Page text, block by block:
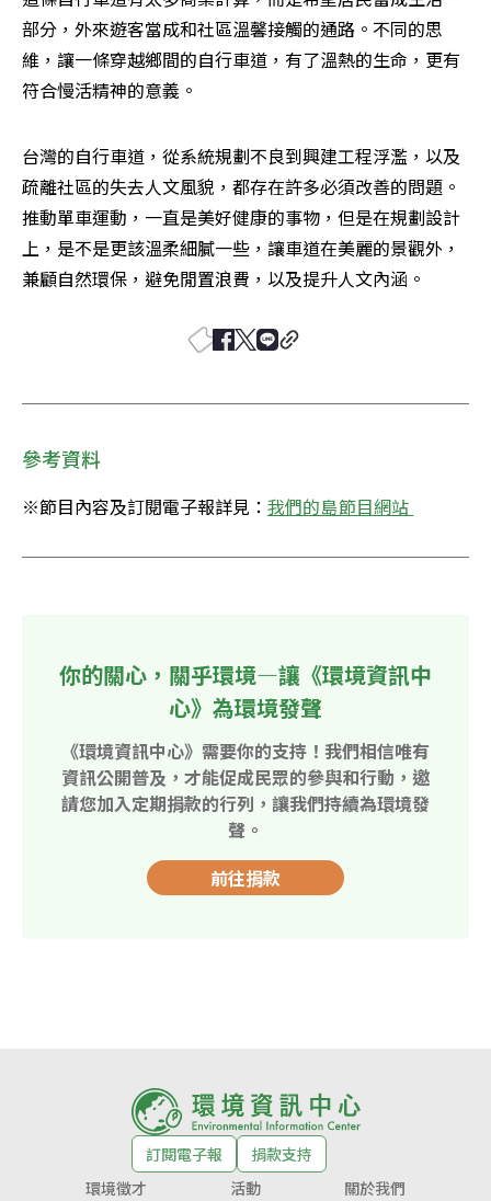
部分，外來遊客當成和社區溫馨接觸的通路。不同的思
維，讓一條穿越鄉間的自行車道，有了溫熱的生命，更有
符合慢活精神的意義。
台灣的自行車道，從系統規劃不良到興建工程浮濫，以及
疏離社區的失去人文風貌，都存在許多必須改善的問題。
推動單車運動，一直是美好健康的事物，但是在規劃設計
上，是不是更該溫柔細膩一些，讓車道在美麗的景觀外，
兼顧自然環保，避免閒置浪費，以及提升人文內涵。
參考資料
※節目內容及訂閱電子報詳見： 我們的島節目網站
你的關心，關乎環境—讓《環境資訊中
心》為環境發聲
《環境資訊中心》需要你的支持！我們相信唯有
資訊公開普及，才能促成民眾的參與和行動，邀
請您加入定期捐款的行列，讓我們持續為環境發
聲。
前往捐款
訂閱電子報
捐款支持
環境徵才
活動 關於我們